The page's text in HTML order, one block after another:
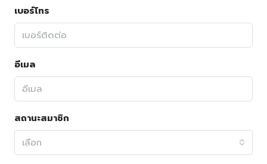
เบอร์โทร
อีเมล
สถานะสมาชิก
เลือก